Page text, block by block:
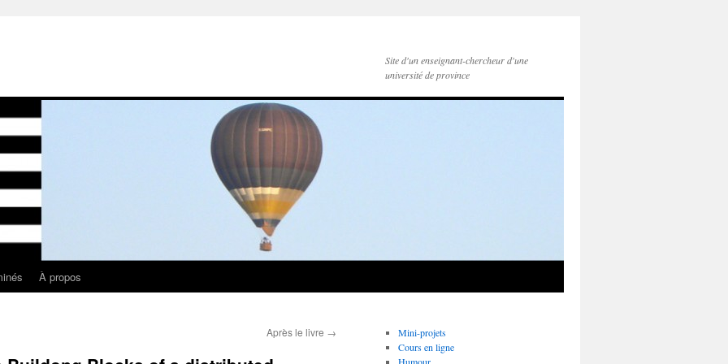
Site d'un enseignant-chercheur d'une
université de province
À propos
Après le livre →
Mini-projets
Cours en ligne